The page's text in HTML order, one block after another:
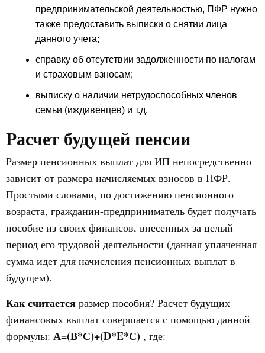
предпринимательской деятельностью, ПФР нужно
также предоставить выписки о снятии лица
данного учета;
справку об отсутствии задолженности по налогам
и страховым взносам;
выписку о наличии нетрудоспособных членов
семьи (иждивенцев) и т.д.
Расчет будущей пенсии
Размер пенсионных выплат для ИП непосредственно
зависит от размера начисляемых взносов в ПФР.
Простыми словами, по достижению пенсионного
возраста, гражданин-предприниматель будет получать
пособие из своих финансов, внесенных за целый
период его трудовой деятельности (данная уплаченная
сумма идет для начисления пенсионных выплат в
будущем).
Как считается размер пособия? Расчет будущих
финансовых выплат совершается с помощью данной
формулы: А=(В*С)+(D*E*С) , где: